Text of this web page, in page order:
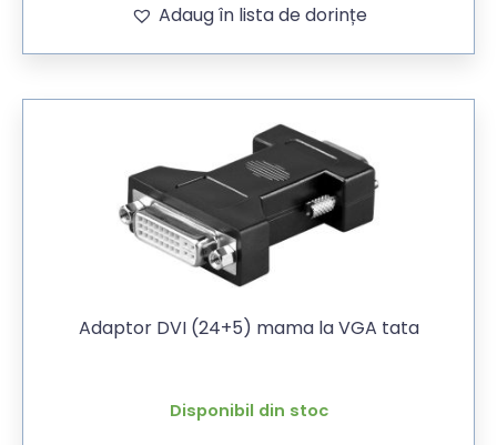
Adaug în lista de dorințe
Adaptor DVI (24+5) mama la VGA tata
Disponibil din stoc